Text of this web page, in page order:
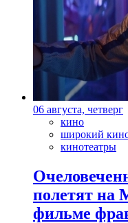
06 августа, четверг
кино
широкий
кинотеатры
полетят на
фильме